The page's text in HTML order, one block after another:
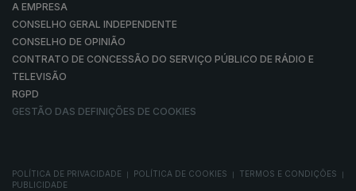
A EMPRESA
CONSELHO GERAL INDEPENDENTE
CONSELHO DE OPINIÃO
CONTRATO DE CONCESSÃO DO SERVIÇO PÚBLICO DE RÁDIO E
TELEVISÃO
RGPD
GESTÃO DAS DEFINIÇÕES DE COOKIES
POLÍTICA DE PRIVACIDADE POLÍTICA DE COOKIES TERMOS E CONDIÇÕES
PUBLICIDADE